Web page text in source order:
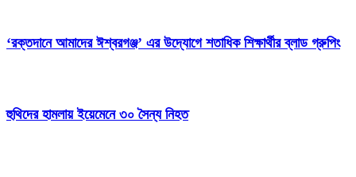
‘রক্তদানে আমাদের ঈশ্বরগঞ্জ’ এর উদ্যোগে শতাধিক শিক্ষার্থীর ব্লাড গ্রুপিং
হুথিদের হামলায় ইয়েমেনে ৩০ সৈন্য নিহত